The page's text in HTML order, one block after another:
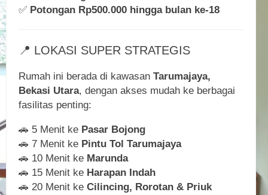
✅ Potongan Rp500.000 hingga bulan ke-18
📍 LOKASI SUPER STRATEGIS
Rumah ini berada di kawasan Tarumajaya,
Bekasi Utara, dengan akses mudah ke berbagai
fasilitas penting:
🚗 5 Menit ke Pasar Bojong
🚗 7 Menit ke Pintu Tol Tarumajaya
🚗 10 Menit ke Marunda
🚗 15 Menit ke Harapan Indah
🚗 20 Menit ke Cilincing, Rorotan & Priuk